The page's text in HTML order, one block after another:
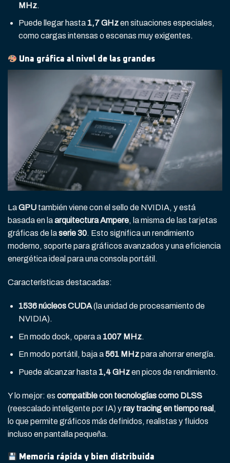
MHz.
Puede llegar hasta 1,7 GHzen situaciones especiales,
como cargas intensas o escenas muy exigentes.
Una gráfica al nivel de las grandes
LaGPU también viene con el sello de NVIDIA, y está
basada en laarquitectura Ampere, la misma de las tarjetas
gráficas de laserie 30. Esto significa un rendimiento
moderno, soporte para gráficos avanzados y una eficiencia
energética ideal para una consola portátil.
Características destacadas:
1536 núcleos CUDA(la unidad de procesamiento de
NVIDIA).
En modo dock, opera a 1007 MHz.
En modo portátil, baja a561 MHzpara ahorrar energía.
Puede alcanzar hasta 1,4 GHzen picos de rendimiento.
Y lo mejor: es compatible con tecnologías como DLSS
(reescalado inteligente por IA) yray tracing en tiempo real ,
lo que permite gráficos más definidos, realistas y fluidos
incluso en pantalla pequeña.
Memoria rápida y bien distribuida